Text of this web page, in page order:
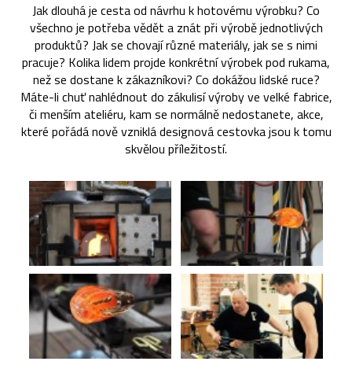
Jak dlouhá je cesta od návrhu k hotovému výrobku? Co
všechno je potřeba vědět a znát při výrobě jednotlivých
produktů? Jak se chovají různé materiály, jak se s nimi
pracuje? Kolika lidem projde konkrétní výrobek pod rukama,
než se dostane k zákazníkovi? Co dokážou lidské ruce?
Máte-li chuť nahlédnout do zákulisí výroby ve velké fabrice,
či menším ateliéru, kam se normálně nedostanete, akce,
které pořádá nově vzniklá designová cestovka jsou k tomu
skvělou příležitostí.